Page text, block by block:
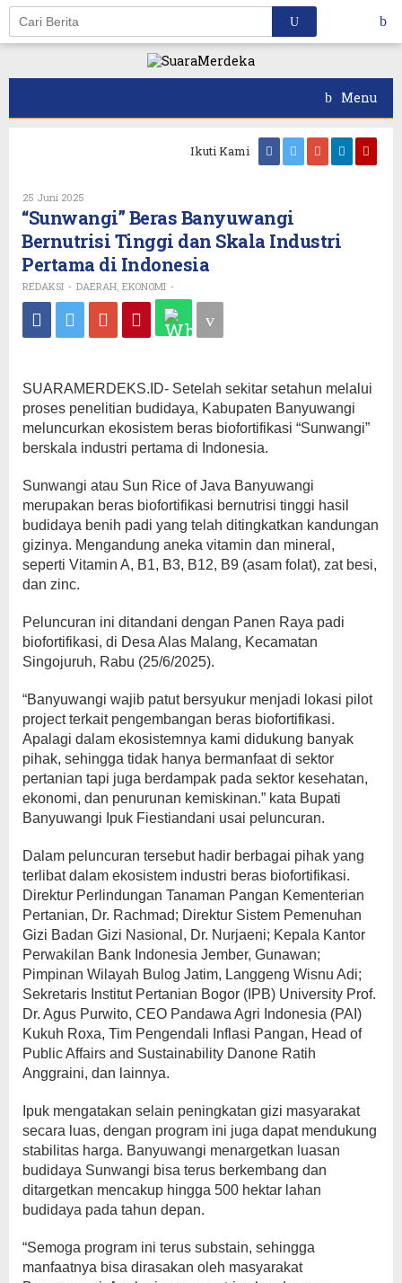
Skip
content
Menu
Ikuti Kami
25 Juni 2025
REDAKSI
“Sunwangi” Beras Banyuwangi
Bernutrisi Tinggi dan Skala Industri
Pertama di Indonesia
REDAKSI - DAERAH EKONOMI -
SUARAMERDEKS.ID- Setelah sekitar setahun melalui
proses penelitian budidaya, Kabupaten Banyuwangi
meluncurkan ekosistem beras biofortifikasi “Sunwangi”
berskala industri pertama di Indonesia.
Sunwangi atau Sun Rice of Java Banyuwangi
merupakan beras biofortifikasi bernutrisi tinggi hasil
budidaya benih padi yang telah ditingkatkan kandungan
gizinya. Mengandung aneka vitamin dan mineral,
seperti Vitamin A, B1, B3, B12, B9 (asam folat), zat besi,
dan zinc.
Peluncuran ini ditandani dengan Panen Raya padi
biofortifikasi, di Desa Alas Malang, Kecamatan
Singojuruh, Rabu (25/6/2025).
“Banyuwangi wajib patut bersyukur menjadi lokasi pilot
project terkait pengembangan beras biofortifikasi.
Apalagi dalam ekosistemnya kami didukung banyak
pihak, sehingga tidak hanya bermanfaat di sektor
pertanian tapi juga berdampak pada sektor kesehatan,
ekonomi, dan penurunan kemiskinan.” kata Bupati
Banyuwangi Ipuk Fiestiandani usai peluncuran.
Dalam peluncuran tersebut hadir berbagai pihak yang
terlibat dalam ekosistem industri beras biofortifikasi.
Direktur Perlindungan Tanaman Pangan Kementerian
Pertanian, Dr. Rachmad; Direktur Sistem Pemenuhan
Gizi Badan Gizi Nasional, Dr. Nurjaeni; Kepala Kantor
Perwakilan Bank Indonesia Jember, Gunawan;
Pimpinan Wilayah Bulog Jatim, Langgeng Wisnu Adi;
Sekretaris Institut Pertanian Bogor (IPB) University Prof.
Dr. Agus Purwito, CEO Pandawa Agri Indonesia (PAI)
Kukuh Roxa, Tim Pengendali Inflasi Pangan, Head of
Public Affairs and Sustainability Danone Ratih
Anggraini, dan lainnya.
Ipuk mengatakan selain peningkatan gizi masyarakat
secara luas, dengan program ini juga dapat mendukung
stabilitas harga. Banyuwangi menargetkan luasan
budidaya Sunwangi bisa terus berkembang dan
ditargetkan mencakup hingga 500 hektar lahan
budidaya pada tahun depan.
“Semoga program ini terus substain, sehingga
manfaatnya bisa dirasakan oleh masyarakat